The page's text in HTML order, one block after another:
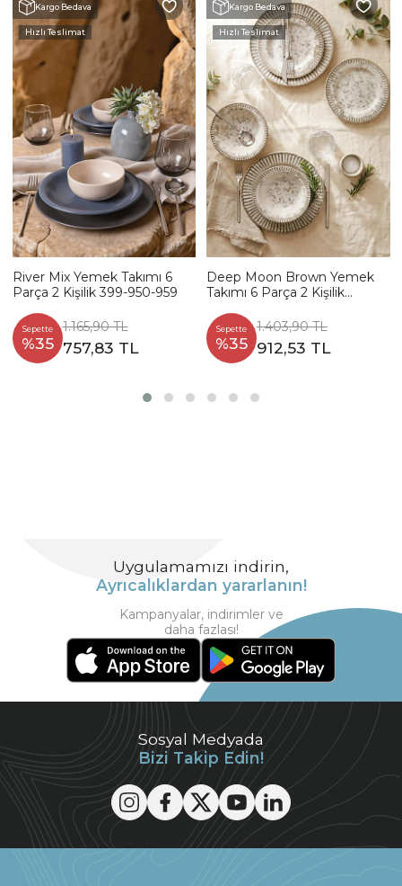
Kargo Bedava
Hızlı Teslimat
River Mix Yemek Takımı 6
Parça 2 Kişilik 399-950-959
Sepette
%35
1.165,90 TL
757,83 TL
Kargo Bedava
Hızlı Teslimat
Deep Moon Brown Yemek
Takımı 6 Parça 2 Kişilik
Sepette
%35
1.403,90 TL
912,53 TL
Sosyal Medyada
Bizi Takip Edin!
Uygulamamızı indirin,
Ayrıcalıklardan yararlanın!
Kampanyalar, indirimler ve
daha fazlası!